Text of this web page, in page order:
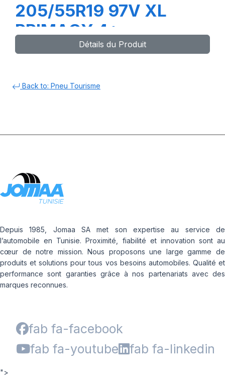
205/55R19 97V XL
PRIMACY 4+
Détails du Produit
Back to: Pneu Tourisme
Depuis 1985, Jomaa SA met son expertise au service de
l’automobile en Tunisie. Proximité, fiabilité et innovation sont au
cœur de notre mission. Nous proposons une large gamme de
produits et solutions pour tous vos besoins automobiles. Qualité et
performance sont garanties grâce à nos partenariats avec des
marques reconnues.
fab fa-facebook
fab fa-youtube
fab fa-linkedin
">